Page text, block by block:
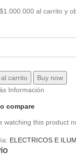
$1.000.000 al carrito y
carrito
Buy now
Información
compare
watching this product
ELECTRICOS E